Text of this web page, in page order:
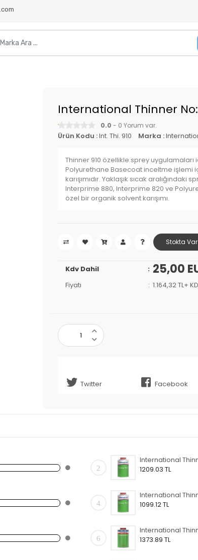
International Thinner
0.0 - 0 Yorum var.
Ürün Kodu :Int. Thi. 910 Marka :
Thinner 910 özellikle sprey
Polyurethane Basecoat inceltme işlemi
karışımıdır. Yaklaşık sıcak
Interprime 880, Interprime 820 ve
özel bir organik solvent karışımı.
Stokta Var
Kdv Dahil 25,00
Fiyatı 1.164,32 TL+
Twitter Facebook
2
1209.03 TL
4
1099.12 TL
6
1373.89 TL